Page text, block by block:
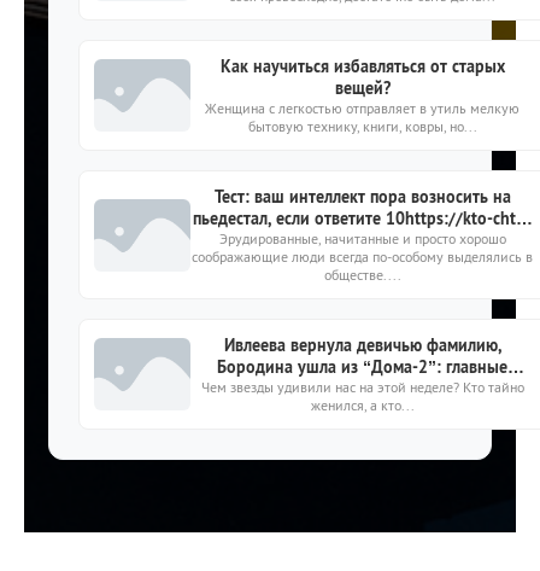
Как научиться избавляться от старых
вещей?
Женщина с легкостью отправляет в утиль мелкую
бытовую технику, книги, ковры, но...
Тест: ваш интеллект пора возносить на
пьедестал, если ответите 10https://kto-chto-
gde.ru/wp-
content/themes/theme2019/img/placeholder-
image.png10
Эрудированные, начитанные и просто хорошо
соображающие люди всегда по-особому выделялись в
обществе....
Ивлеева вернула девичью фамилию,
Бородина ушла из “Дома-2”: главные
новости звёзд о личном
Чем звезды удивили нас на этой неделе? Кто тайно
женился, а кто...